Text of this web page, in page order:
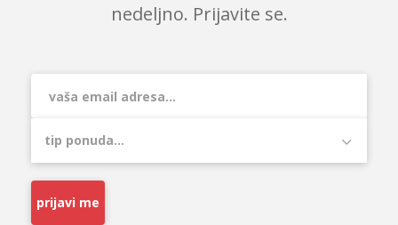
nedeljno. Prijavite se.
prijavi me